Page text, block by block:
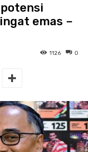
emas –
0
1126